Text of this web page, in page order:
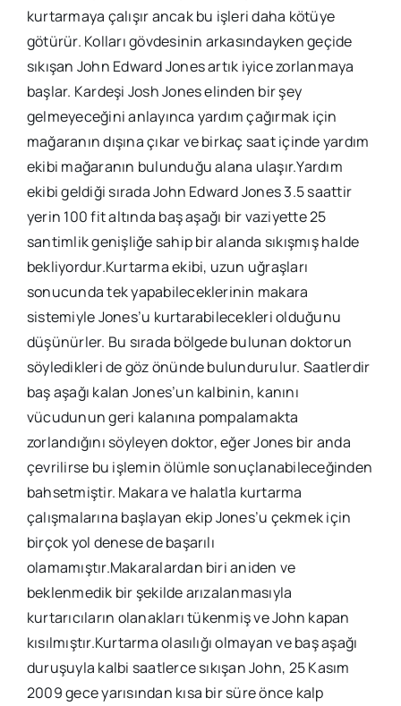
kurtarmaya çalışır ancak bu işleri daha kötüye
götürür. Kolları gövdesinin arkasındayken geçide
sıkışan John Edward Jones artık iyice zorlanmaya
başlar. Kardeşi Josh Jones elinden bir şey
gelmeyeceğini anlayınca yardım çağırmak için
mağaranın dışına çıkar ve birkaç saat içinde yardım
ekibi mağaranın bulunduğu alana ulaşır.Yardım
ekibi geldiği sırada John Edward Jones 3.5 saattir
yerin 100 fit altında baş aşağı bir vaziyette 25
santimlik genişliğe sahip bir alanda sıkışmış halde
bekliyordur.Kurtarma ekibi, uzun uğraşları
sonucunda tek yapabileceklerinin makara
sistemiyle Jones’u kurtarabilecekleri olduğunu
düşünürler. Bu sırada bölgede bulunan doktorun
söyledikleri de göz önünde bulundurulur. Saatlerdir
baş aşağı kalan Jones’un kalbinin, kanını
vücudunun geri kalanına pompalamakta
zorlandığını söyleyen doktor, eğer Jones bir anda
çevrilirse bu işlemin ölümle sonuçlanabileceğinden
bahsetmiştir. Makara ve halatla kurtarma
çalışmalarına başlayan ekip Jones’u çekmek için
birçok yol denese de başarılı
olamamıştır.Makaralardan biri aniden ve
beklenmedik bir şekilde arızalanmasıyla
kurtarıcıların olanakları tükenmiş ve John kapan
kısılmıştır.Kurtarma olasılığı olmayan ve baş aşağı
duruşuyla kalbi saatlerce sıkışan John, 25 Kasım
2009 gece yarısından kısa bir süre önce kalp